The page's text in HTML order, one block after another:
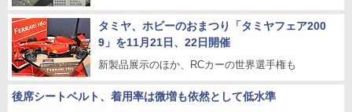
タミヤ、ホビーのおまつり「タミヤフェア200
9」を11月21日、22日開催
新製品展示のほか、RCカーの世界選手権も
後席シートベルト、着用率は微増も依然として低水準